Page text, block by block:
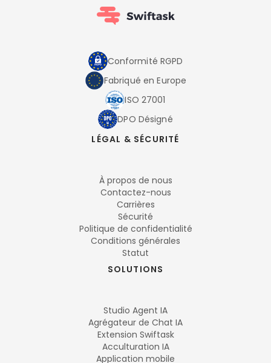
Conformité RGPD
Fabriqué en Europe
ISO 27001
DPO Désigné
LÉGAL & SÉCURITÉ
À propos de nous
Contactez-nous
Carrières
Sécurité
Politique de confidentialité
Conditions générales
Statut
SOLUTIONS
Studio Agent IA
Agrégateur de Chat IA
Extension Swiftask
Acculturation IA
Application mobile